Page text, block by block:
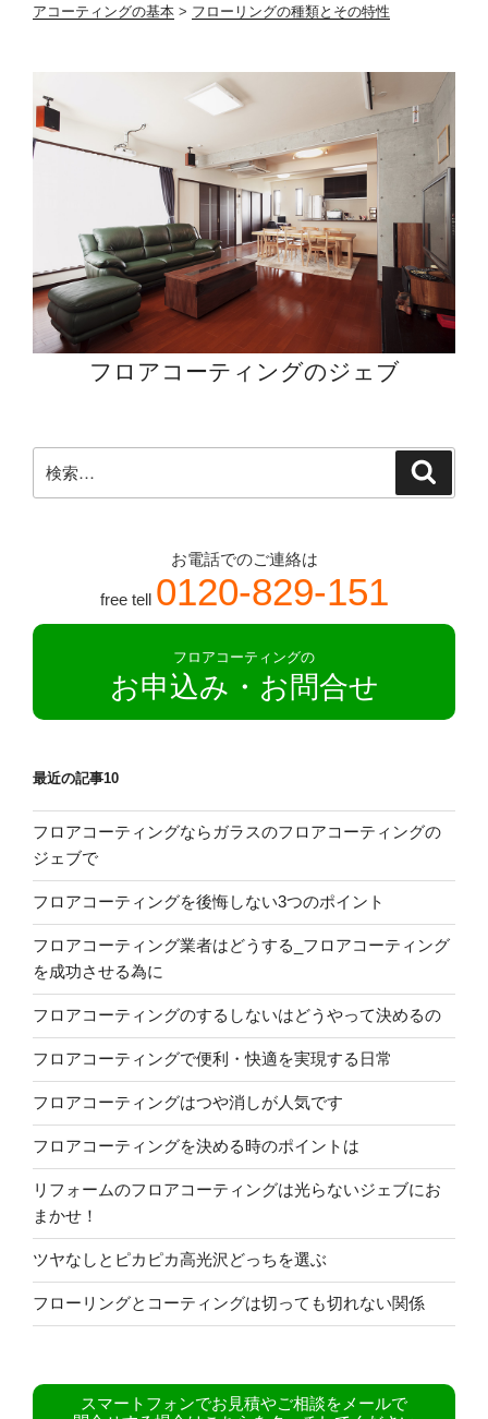
アコーティングの基本 > フローリングの種類とその特性
フロアコーティングのジェブ
索:
お電話でのご連絡は
free tell 0120-829-151
フロアコーティングの
お申込み・お問合せ
最近の記事10
フロアコーティングならガラスのフロアコーティングの
ジェブで
フロアコーティングを後悔しない3つのポイント
フロアコーティング業者はどうする_フロアコーティング
を成功させる為に
フロアコーティングのするしないはどうやって決めるの
フロアコーティングで便利・快適を実現する日常
フロアコーティングはつや消しが人気です
フロアコーティングを決める時のポイントは
リフォームのフロアコーティングは光らないジェブにお
まかせ！
ツヤなしとピカピカ高光沢どっちを選ぶ
フローリングとコーティングは切っても切れない関係
スマートフォンでお見積やご相談をメールで